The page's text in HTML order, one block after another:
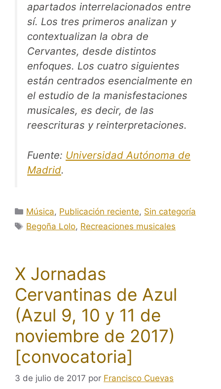
apartados interrelacionados entre
sí. Los tres primeros analizan y
contextualizan la obra de
Cervantes, desde distintos
enfoques. Los cuatro siguientes
están centrados esencialmente en
el estudio de la manisfestaciones
musicales, es decir, de las
reescrituras y reinterpretaciones.
Fuente: Universidad Autónoma de
Madrid.
Categorías
Música, Publicación reciente, Sin categoría
Etiquetas
Begoña Lolo, Recreaciones musicales
X Jornadas
Cervantinas de Azul
(Azul 9, 10 y 11 de
noviembre de 2017)
[convocatoria]
3 de julio de 2017 por Francisco Cuevas